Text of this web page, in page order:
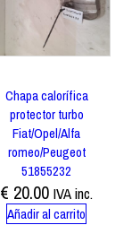
Chapa calorífica
protector turbo
Fiat/Opel/Alfa
romeo/Peugeot
51855232
€ 20.00 IVA inc.
Añadir al carrito